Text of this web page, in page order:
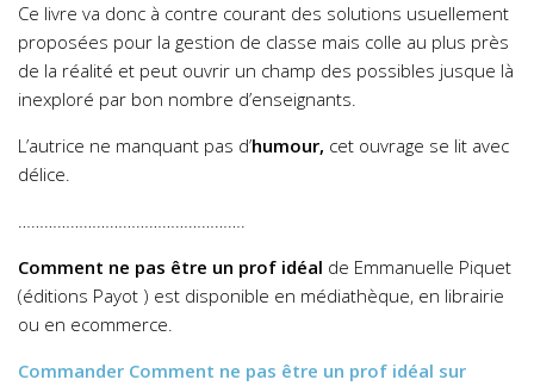
Ce livre va donc à contre courant des solutions usuellement
proposées pour la gestion de classe mais colle au plus près
de la réalité et peut ouvrir un champ des possibles jusque là
inexploré par bon nombre d’enseignants.
L’autrice ne manquant pas d’humour, cet ouvrage se lit avec
délice.
…………………………………………….
Comment ne pas être un prof idéal de Emmanuelle Piquet
(éditions Payot ) est disponible en médiathèque, en librairie
ou en ecommerce.
Commander Comment ne pas être un prof idéal sur